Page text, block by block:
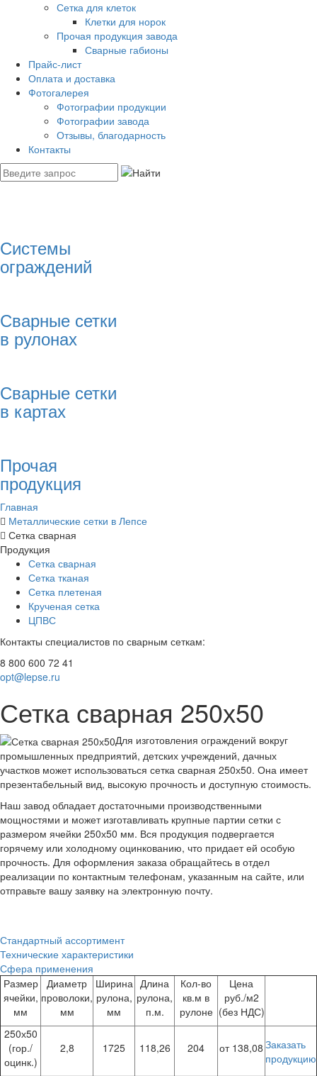
Сетка для клеток
Клетки для норок
Прочая продукция завода
Сварные габионы
Прайс-лист
Оплата и доставка
Фотогалерея
Фотографии продукции
Фотографии завода
Отзывы, благодарность
Контакты
Системы
ограждений
Сварные сетки
в рулонах
Сварные сетки
в картах
Прочая
продукция
Главная
Металлические сетки в Лепсе
Сетка сварная
Продукция
Сетка сварная
Сетка тканая
Сетка плетеная
Крученая сетка
ЦПВС
Контакты специалистов по сварным сеткам:
8 800 600 72 41
opt@lepse.ru
Сетка сварная 250х50
Для изготовления ограждений вокруг
промышленных предприятий, детских учреждений, дачных
участков может использоваться сетка сварная 250х50. Она имеет
презентабельный вид, высокую прочность и доступную стоимость.
Наш завод обладает достаточными производственными
мощностями и может изготавливать крупные партии сетки с
размером ячейки 250х50 мм. Вся продукция подвергается
горячему или холодному оцинкованию, что придает ей особую
прочность. Для оформления заказа обращайтесь в отдел
реализации по контактным телефонам, указанным на сайте, или
отправьте вашу заявку на электронную почту.
Стандартный ассортимент
Технические характеристики
Сфера применения
Размер
ячейки,
мм
Диаметр
проволоки,
мм
Ширина
рулона,
мм
Длина
рулона,
п.м.
Кол-во
кв.м в
рулоне
Цена
руб./м2
(без НДС)
250х50
(гор./
оцинк.)
2,8 1725 118,26 204 от 138,08 Заказать
продукцию